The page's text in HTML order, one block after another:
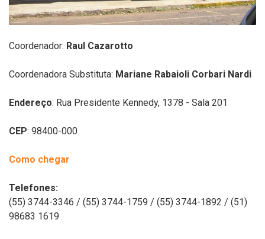
Coordenador: Raul Cazarotto
Coordenadora Substituta: Mariane Rabaioli Corbari Nardi
Endereço: Rua Presidente Kennedy, 1378 - Sala 201
CEP: 98400-000
Como chegar
Telefones:
(55) 3744-3346 / (55) 3744-1759 / (55) 3744-1892 / (51)
98683 1619